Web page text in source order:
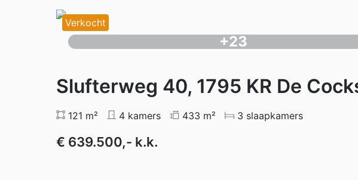
Verkocht
+23
Slufterweg 40, 1795 KR De
121 m² 4 kamers 433 m² 3 slaapkamers
€ 639.500,- k.k.